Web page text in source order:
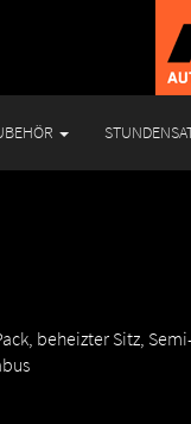
beheizter Sitz,